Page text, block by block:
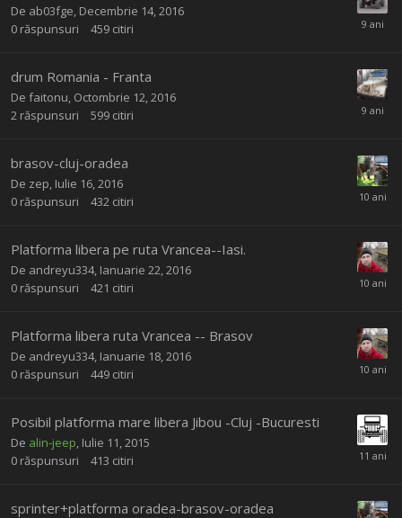
De ab03fge Decembrie 14, 2016
0 răspunsuri 459 citiri
drum Romania - Franta
De faitonu Octombrie 12, 2016
2 răspunsuri 599 citiri
brasov-cluj-oradea
De zep Iulie 16, 2016
0 răspunsuri 432 citiri
Platforma libera pe ruta Vrancea--Iasi.
De andreyu334, Ianuarie 22, 2016
0 răspunsuri 421 citiri
Platforma libera ruta Vrancea -- Brasov
De andreyu334, Ianuarie 18, 2016
0 răspunsuri 449 citiri
Posibil platforma mare libera Jibou -Cluj -Bucuresti
De alin-jeep Iulie 11, 2015
0 răspunsuri 413 citiri
sprinter+platforma oradea-brasov-oradea